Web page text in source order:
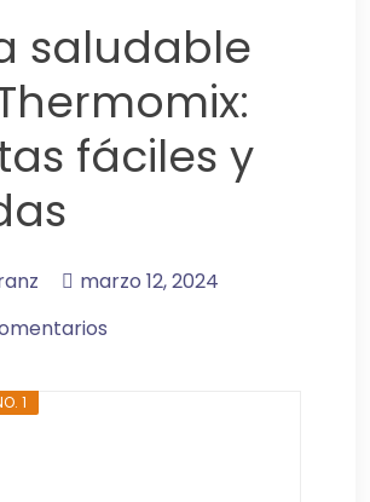
saludable
fáciles y
marzo 12, 2024
1